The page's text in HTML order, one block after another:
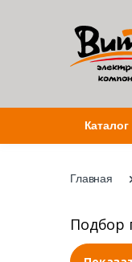
Каталог
Главная
Подбор